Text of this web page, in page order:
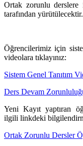
Ortak zorunlu
tarafından yürütülecektir.
Öğrencilerimiz için
videolara tıklayınız:
Sistem Genel Tanıtım
Ders Devam
Yeni Kayıt yaptıran
ilgili linkdeki
Ortak Zorunlu Dersler